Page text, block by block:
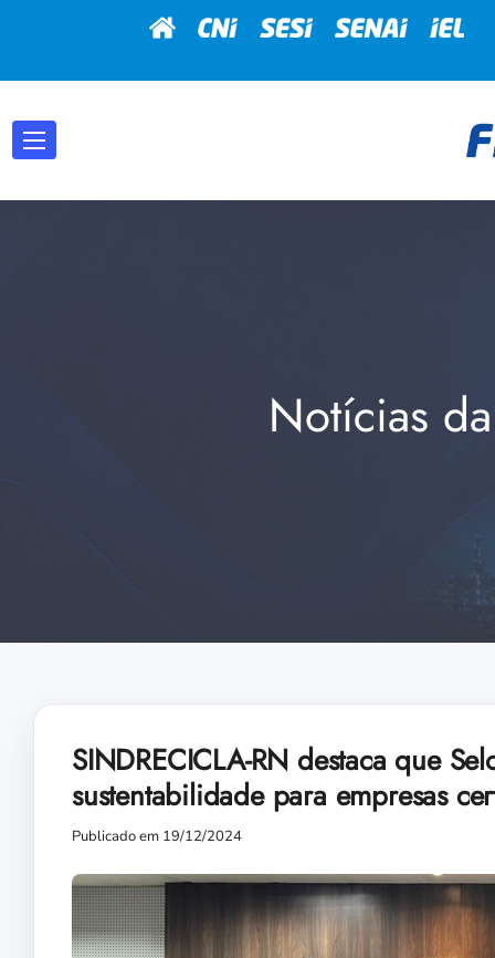
Notícias
SINDRECICLA-RN destaca que
sustentabilidade para empresas
Publicado em 19/12/2024